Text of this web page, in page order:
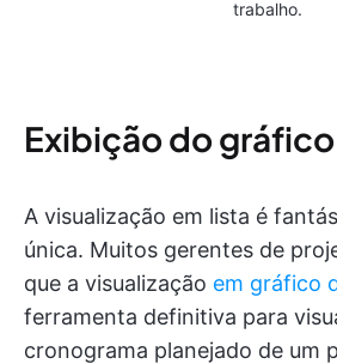
trabalho.
Exibição do
A visualização em lista é
única. Muitos gerentes de
que a visualização em gráfico
ferramenta definitiva para
cronograma planejado de um